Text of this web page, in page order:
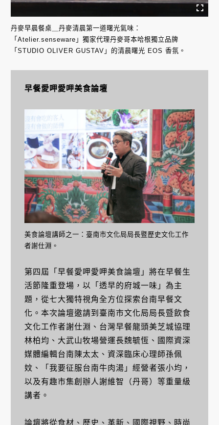
丹麥早晨餐桌＿丹麥清晨第一道曙光氣味：
「Atelier.senseware」獨家代理丹麥哥本哈根獨立品牌
「STUDIO OLIVER GUSTAV」的清晨曙光 EOS 香氛。
早餐愛呷愛呷美食論壇
美食論壇講師之一：臺南市文化局局長暨歷史文化工作
者謝仕淵。
第四屆「早餐愛呷愛呷美食論壇」將在早餐生
活節隆重登場，以「透早的府城一味」為主
題，從七大獨特視角全方位探索台南早餐文
化。本次論壇邀請到臺南市文化局局長暨飲食
文化工作者謝仕淵、台灣早餐龍頭美芝城協理
林柏均、大武山牧場營運長魏毓恆、國際資深
媒體編輯台南陳太太、資深臨床心理師孫佩
妏、「我要征服台南牛肉湯」經營者張小均，
以及有趣市集創辦人謝維智（丹哥）等重量級
講者。
論壇將從食材、歷史、革新、國際視野、時尚